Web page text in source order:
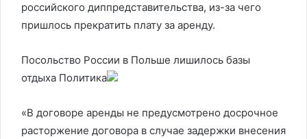
российского диппредставительства, из-за чего
пришлось прекратить плату за аренду.
Посольство России в Польше лишилось базы
отдыха Политика
«В договоре аренды не предусмотрено досрочное
расторжение договора в случае задержки внесения